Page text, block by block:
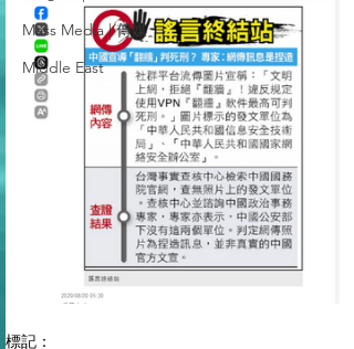
Mass Media | 傳媒
Middle East
標記：